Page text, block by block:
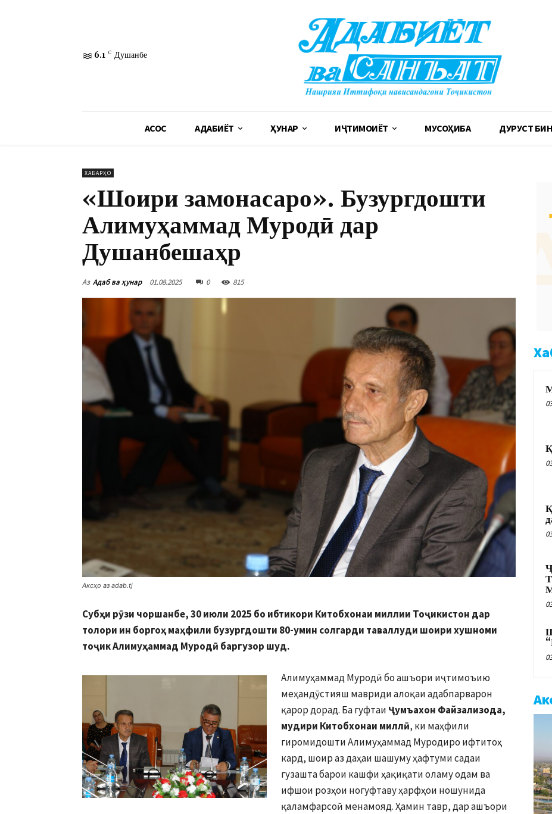
6.1 C Душанбе
АСОСӢ АДАБИЁТ ҲУНАР ИҶТИМОИЁТ МУСОҲИБА ДУРУСТ
ХАБАРҲО
«Шоири замонасаро». Бузургдошти
Алимуҳаммад Муродӣ дар
Душанбешаҳр
Аз Адаб ва ҳунар 01.08.2025 0 815
Аксҳо аз adab.tj
Субҳи рӯзи чоршанбе, 30 июли 2025 бо ибтикори Китобхонаи миллии Тоҷикистон дар
толори ин боргоҳ маҳфили бузургдошти 80-умин солгарди таваллуди шоири хушноми
тоҷикАлимуҳаммад Муродӣ баргузор шуд.
Алимуҳаммад Муродӣ бо ашъори иҷтимоъию
меҳандӯстияш мавриди алоқаи адабпарварон
қарор дорад. Ба гуфтаи Ҷумъахон Файзализода,
мудири Китобхонаи миллӣ, ки маҳфили
гиромидошти Алимуҳаммад Муродиро ифтитоҳ
кард, шоир аз даҳаи шашуму ҳафтуми садаи
гузашта барои кашфи ҳақиқати оламу одам ва
ифшои розҳои ногуфтаву ҳарфҳои ношунида
қаламфарсоӣ менамояд. Ҳамин тавр, дар ашъори